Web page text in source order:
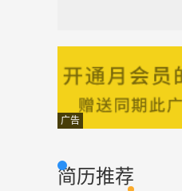
炒灶，厨工，洗碗工
区域经理 其它类型
执业药师 其它类型
广告
简历推荐